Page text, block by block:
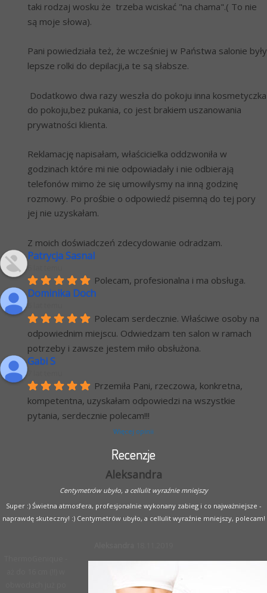
taki rodzaj wosku że  trzeba wciskać "na chama".( To nie
są moje słowa).
Pani powiedziała też, że wcześniej w Państwa salonie były
lepsze rolki do depilacji,a te są słabsze.
Dodatkowo dwa razy weszła do pokoju inna kosmetyczka
do pokoju,bez pukania, co jest brakiem uszanowania
prywatności klienta.
Reklamację napisałam, właścicielka oddzwoniła w
godzinach które mi nie odpowiadały i nie odbierają
telefonów mimo że się umowilysmy na inną godzinę
rozmowy. Po prośbie o odpowiedź pisemną do tej pory
jej nie uzyskałam.
Z moich doświadczeń zdecydowanie odradzam.
Patrycja Sasnal
Polecam, profesionalna i ma obsługa.
Dominika Doch
Polecam serdecznie. Właściwe osoby na
odpowiednim miejscu. Odwiedzam ten salon w ramach
potrzeby i zawsze jestem miło obsłużona.
Gabi S
Przemiła Pani, rzeczowa, konkretna,
kompetentna, uzyskałam odpowiedzi na wszystkie
pytania, serdecznie polecam!!!
Więcej opinii
Recenzje
Aleksandra
Centymetrów ubyło, a cellulit wyraźnie mniejszy
Super :) Świetna atmosfera, profesjonalnie wykonany zabieg i co najważniejsze -
naprawdę skuteczny! :) Centymetrów ubyło, a cellulit wyraźnie mniejszy, polecam!